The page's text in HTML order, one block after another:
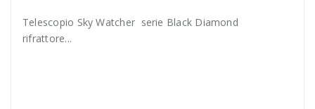
Telescopio Sky Watcher serie Black Diamond
rifrattore...